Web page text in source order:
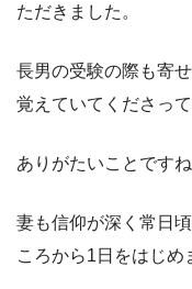
ただきました。
長男の受験の際も寄
覚えていてくださっ
ありがたいことですね
妻も信仰が深く常日
ころから1日をはじめ